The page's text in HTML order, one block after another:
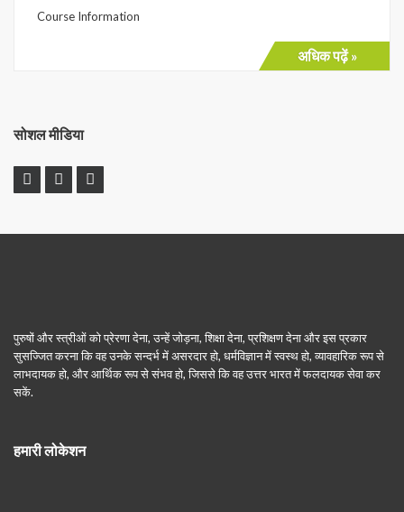
Course Information
अधिक पढ़ें »
सोशल मीडिया
पुरुषों और स्त्रीओं को प्रेरणा देना, उन्हें जोड़ना, शिक्षा देना, प्रशिक्षण देना और इस प्रकार
सुसज्जित करना कि वह उनके सन्दर्भ में असरदार हो, धर्मविज्ञान में स्वस्थ हो, व्यावहारिक रूप से
लाभदायक हो, और आर्थिक रूप से संभव हो, जिससे कि वह उत्तर भारत में फलदायक सेवा कर
सकें.
हमारी लोकेशन